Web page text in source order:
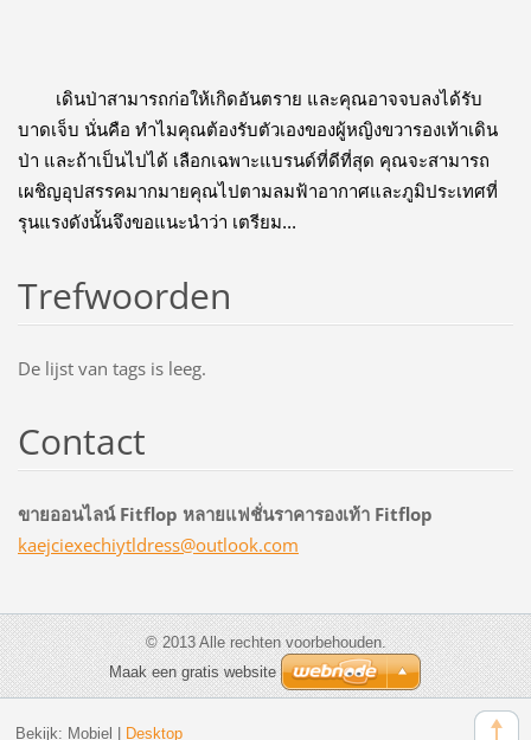
เดินป่าสามารถก่อให้เกิดอันตราย และคุณอาจจบลงได้รับ
บาดเจ็บ นั่นคือ ทำไมคุณต้องรับตัวเองของผู้หญิงขวารองเท้าเดิน
ป่า และถ้าเป็นไปได้ เลือกเฉพาะแบรนด์ที่ดีที่สุด คุณจะสามารถ
เผชิญอุปสรรคมากมายคุณไปตามลมฟ้าอากาศและภูมิประเทศที่
รุนแรงดังนั้นจึงขอแนะนำว่า เตรียม...
Trefwoorden
De lijst van tags is leeg.
Contact
ขายออนไลน์ Fitflop หลายแฟชั่นราคารองเท้า Fitflop
kaejciexechiytldress@outlook.com
© 2013 Alle rechten voorbehouden.
Maak een gratis website
Bekijk: Mobiel Desktop